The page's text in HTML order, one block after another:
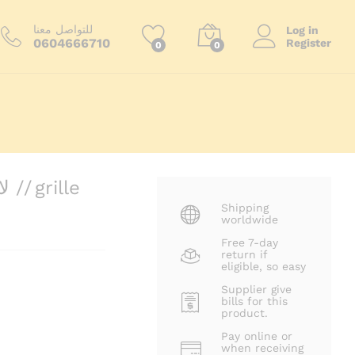
للتواصل معنا
0604666710 0 0
Log in
Register
Shipping
worldwide
Free 7-day
return if
eligible, so easy
Supplier give
bills for this
product.
Pay online or
when receiving